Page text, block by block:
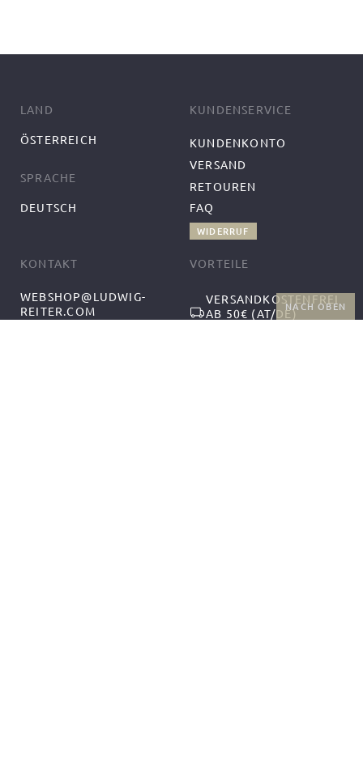
NACH OBEN
LAND
ÖSTERREICH
SPRACHE
DEUTSCH
KUNDENSERVICE
KUNDENKONTO
VERSAND
RETOUREN
FAQ
WIDERRUF
KONTAKT
WEBSHOP@LUDWIG-
REITER.COM
VORTEILE
VERSANDKOSTENFREI
AB 50€ (AT/DE)